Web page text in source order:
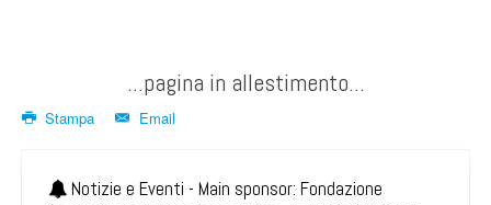
...pagina in allestimento...
Stampa Email
Notizie e Eventi - Main sponsor: Fondazione